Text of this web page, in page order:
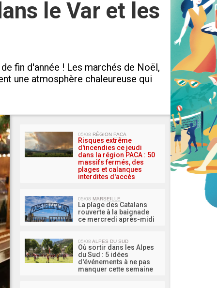
le Var et les
fin d'année ! Les marchés de Noël,
une atmosphère chaleureuse qui
MA
05/08 RÉGION PACA
Risques extrême
d'incendies ce jeudi
dans la région PACA : 50
massifs fermés, des
plages et calanques
interdites d'accès
05/08 MARSEILLE
La plage des Catalans
rouverte à la baignade
ce mercredi après-midi
05/08 ALPES DU SUD
Où sortir dans les Alpes
du Sud : 5 idées
d'événements à ne pas
manquer cette semaine